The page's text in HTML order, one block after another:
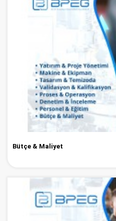
Bütçe & Maliyet